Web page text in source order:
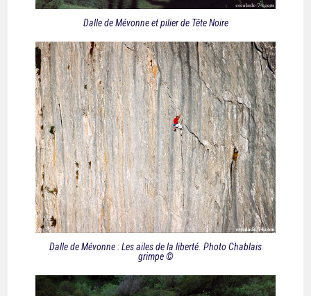
Dalle de Mévonne et pilier de Tête Noire
Dalle de Mévonne : Les ailes de la liberté. Photo Chablais
grimpe ©